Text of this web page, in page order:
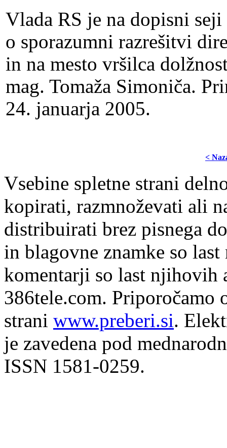
Vlada RS je na dopisni
o sporazumni razrešitvi
in na mesto vršilca
mag. Tomaža Simoniča.
24. januarja 2005.
<
Vsebine spletne strani
kopirati, razmnoževati ali
distribuirati brez pisnega
in blagovne znamke so
komentarji so last njihovih
386tele.com. Priporočamo
strani www.preberi.si.
je zavedena pod
ISSN 1581-0259.